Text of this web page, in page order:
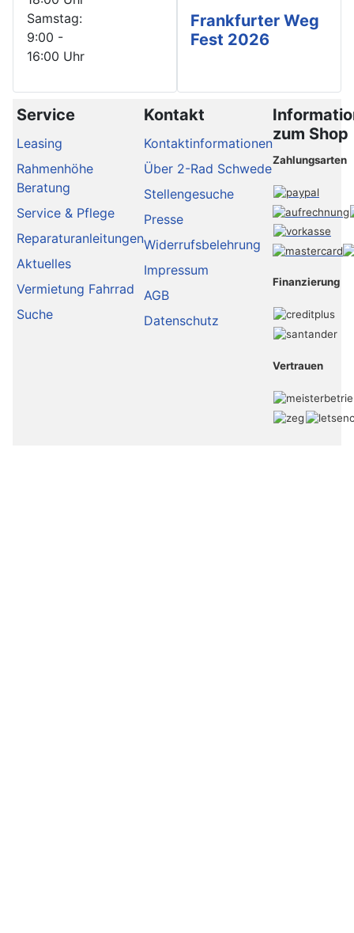
Samstag:
9:00 -
16:00 Uhr
Frankfurter Weg
Fest 2026
Service
Leasing
Rahmenhöhe
Beratung
Service & Pflege
Reparaturanleitungen
Aktuelles
Vermietung Fahrrad
Suche
Kontakt
Kontaktinformationen
Über 2-Rad Schwede
Stellengesuche
Presse
Widerrufsbelehrung
Impressum
AGB
Datenschutz
zum Shop
Zahlungsarten
Finanzierung
Vertrauen